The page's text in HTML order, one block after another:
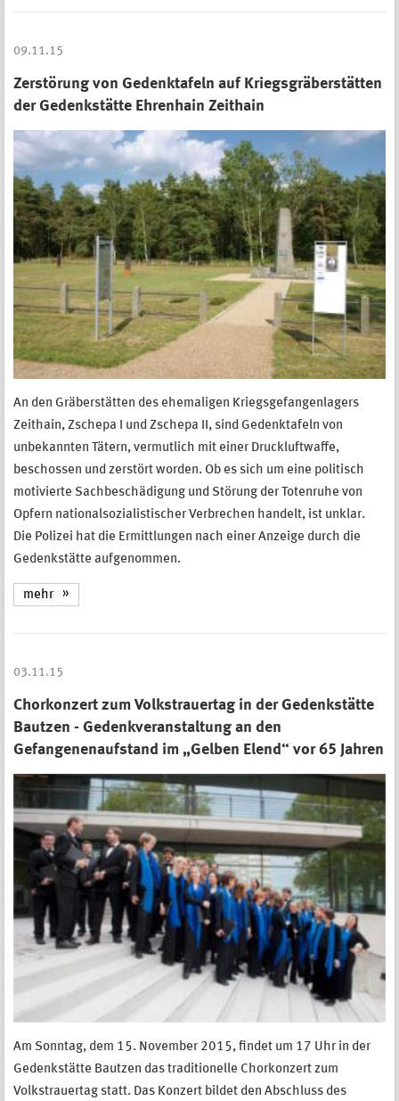
09.11.15
Zerstörung von Gedenktafeln auf Kriegsgräberstätten
der Gedenkstätte Ehrenhain Zeithain
An den Gräberstätten des ehemaligen Kriegsgefangenlagers
Zeithain, Zschepa I und Zschepa II, sind Gedenktafeln von
unbekannten Tätern, vermutlich mit einer Druckluftwaffe,
beschossen und zerstört worden. Ob es sich um eine politisch
motivierte Sachbeschädigung und Störung der Totenruhe von
Opfern nationalsozialistischer Verbrechen handelt, ist unklar.
Die Polizei hat die Ermittlungen nach einer Anzeige durch die
Gedenkstätte aufgenommen.
mehr
03.11.15
Chorkonzert zum Volkstrauertag in der Gedenkstätte
Bautzen - Gedenkveranstaltung an den
Gefangenenaufstand im „Gelben Elend“ vor 65 Jahren
Am Sonntag, dem 15. November 2015, findet um 17 Uhr in der
Gedenkstätte Bautzen das traditionelle Chorkonzert zum
Volkstrauertag statt. Das Konzert bildet den Abschluss des